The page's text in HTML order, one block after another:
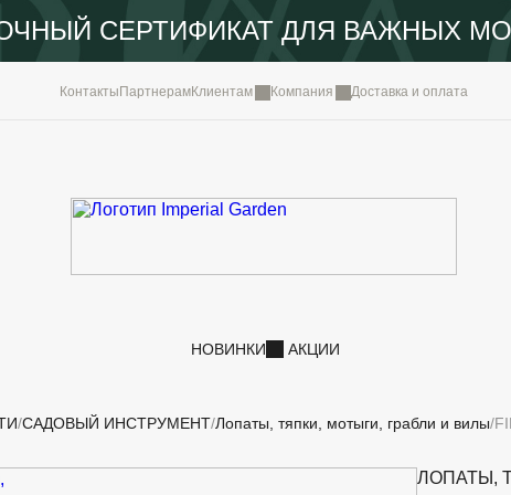
СЕРТИФИКАТ ДЛЯ ВАЖНЫХ
Контакты ПартнерамКлиентам Компания Доставка и оплата
НОВИНКИ АКЦИИ
САДОВЫЙ ИНСТРУМЕНТ Лопаты, тяпки, мотыги, грабли и вилы
ЛОПАТЫ,